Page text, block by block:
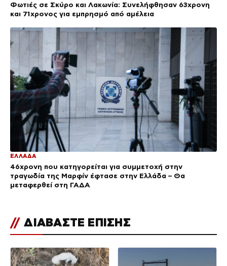
Φωτιές σε Σκύρο και Λακωνία: Συνελήφθησαν 63χρονη
και 71χρονος για εμπρησμό από αμέλεια
ΕΛΛΑΔΑ
46χρονη που κατηγορείται για συμμετοχή στην
τραγωδία της Μαρφίν έφτασε στην Ελλάδα – Θα
μεταφερθεί στη ΓΑΔΑ
// ΔΙΑΒΑΣΤΕ ΕΠΙΣΗΣ